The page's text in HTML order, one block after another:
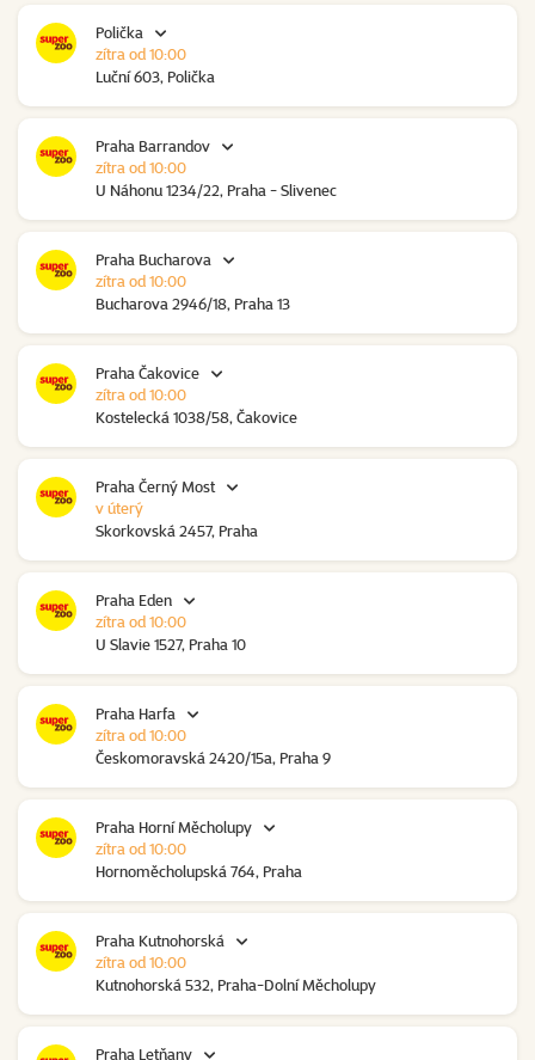
Polička
Luční 603, Polička
zítra od 10:00
Praha Barrandov
U Náhonu 1234/22, Praha - Slivenec
zítra od 10:00
Praha Bucharova
Bucharova 2946/18, Praha 13
zítra od 10:00
Praha Čakovice
Kostelecká 1038/58, Čakovice
zítra od 10:00
Praha Černý Most
Skorkovská 2457, Praha
v úterý
Praha Eden
U Slavie 1527, Praha 10
zítra od 10:00
Praha Harfa
Českomoravská 2420/15a, Praha 9
zítra od 10:00
Praha Horní Měcholupy
Hornoměcholupská 764, Praha
zítra od 10:00
Praha Kutnohorská
Kutnohorská 532, Praha-Dolní Měcholupy
zítra od 10:00
Praha Letňany